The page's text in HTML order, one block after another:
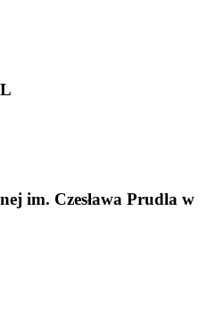
im. Czesława Prudla w